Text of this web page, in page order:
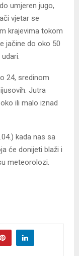
umjeren jugo,
vjetar se
krajevima tokom
jačine do oko 50
24, sredinom
Јutra
ili malo iznad
kada nas sa
će donijeti blaži i
meteorolozi.